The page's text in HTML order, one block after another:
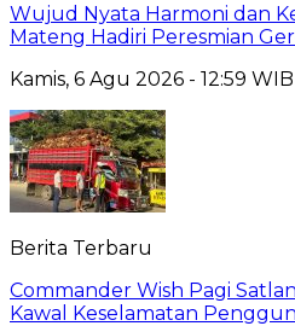
Wujud Nyata Harmoni dan
Mateng Hadiri Peresmian
Kamis, 6 Agu 2026 - 12:59 WIB
Berita Terbaru
Commander Wish Pagi
Kawal Keselamatan